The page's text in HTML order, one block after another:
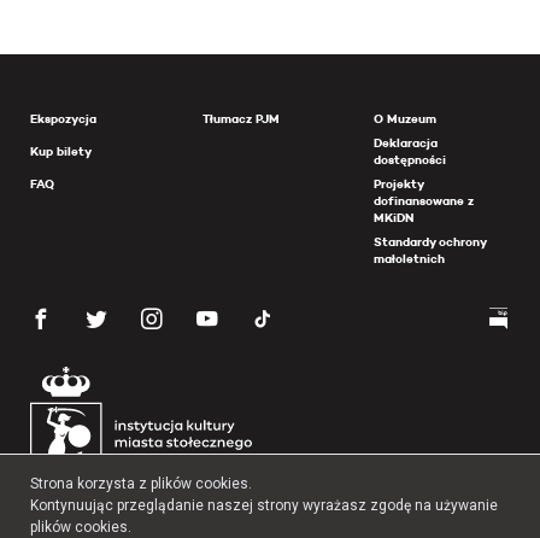
Ekspozycja
Kup bilety
FAQ
Tłumacz PJM
O Muzeum
Deklaracja
dostępności
Projekty
dofinansowane z
MKiDN
Standardy ochrony
małoletnich
Strona korzysta z plików cookies.
Kontynuując przeglądanie naszej strony wyrażasz zgodę na używanie
plików cookies.